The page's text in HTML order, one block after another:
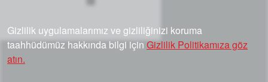
Gizlilik uygulamalarımız ve gizliliğinizi koruma
taahhüdümüz hakkında bilgi için Gizlilik Politikamıza göz
atın.